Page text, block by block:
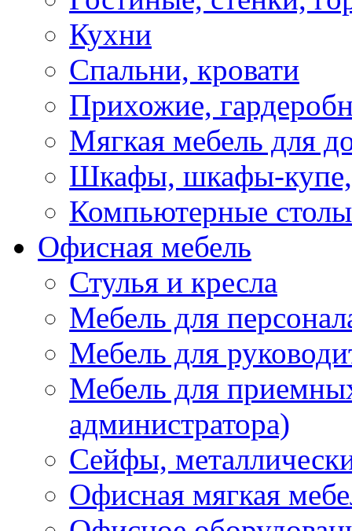
Кухни
Спальни, кровати
Прихожие,
Мягкая мебель для
Шкафы, шкафы-купе,
Компьютерные столы
Офисная мебель
Стулья и кресла
Мебель для
Мебель для
Мебель для
администратора)
Сейфы,
Офисная мягкая